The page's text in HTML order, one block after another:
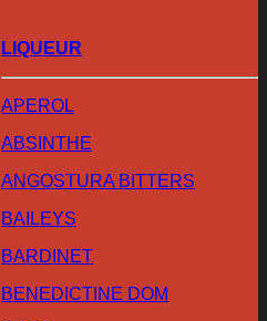
LIQUEUR
APEROL
ABSINTHE
ANGOSTURA BITTERS
BAILEYS
BARDINET
BENEDICTINE DOM